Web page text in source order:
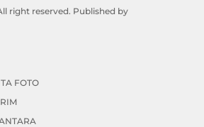
right reserved. Published by
FOTO